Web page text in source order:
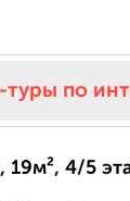
туры по
19м², 4/5